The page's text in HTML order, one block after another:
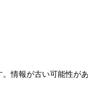
情報が古い可能性が